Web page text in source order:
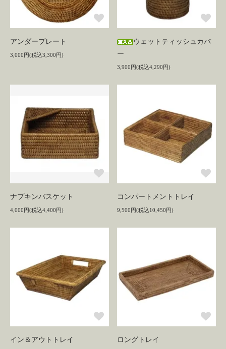
アンダープレート
3,000円(税込3,300円)
ウェットティッシュカバ
ー
3,900円(税込4,290円)
ナプキンバスケット
4,000円(税込4,400円)
コンパートメントトレイ
9,500円(税込10,450円)
イン＆アウトトレイ ロングトレイ